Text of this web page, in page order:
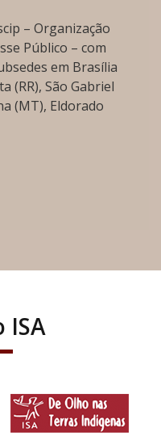
– Organização
Público – com
em Brasília
(RR), São Gabriel
(MT), Eldorado
ISA